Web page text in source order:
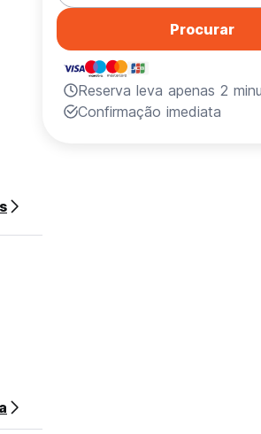
Procurar
Reserva leva apenas 2
Confirmação imediata